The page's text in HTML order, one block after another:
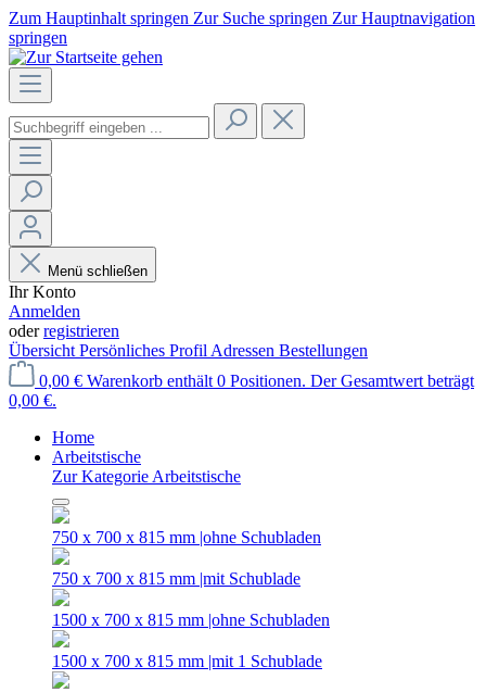
Zum Hauptinhalt springen Zur Suche springen Zur Hauptnavigation
springen
Menü schließen
Ihr Konto
Anmelden
oderregistrieren
Übersicht Persönliches Profil Adressen Bestellungen
0,00 € Warenkorb enthält 0 Positionen. Der Gesamtwert beträgt
0,00 €.
Home
Arbeitstische
Zur Kategorie Arbeitstische
750 x 700 x 815 mm |ohne Schubladen
750 x 700 x 815 mm |mit Schublade
1500 x 700 x 815 mm |ohne Schubladen
1500 x 700 x 815 mm |mit 1 Schublade